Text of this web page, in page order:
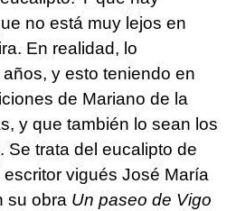
no está muy lejos en
En realidad, lo
y esto teniendo en
de Mariano de la
y que también lo sean los
Se trata del eucalipto de
vigués José María
su obra Un paseo de Vigo